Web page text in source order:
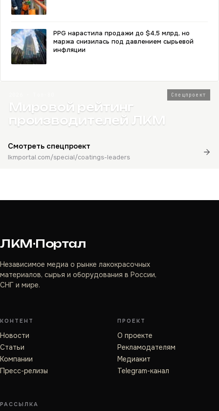
PPG нарастила продажи до $4,5 млрд, но
маржа снизилась под давлением сырьевой
инфляции
Спецпроект
Мировой рейтинг
производителей ЛКМ
Смотреть спецпроект
lkmportal.com/special/coatings-leaders
ЛКМ·Портал
Независимое медиа о рынке лакокрасочных
материалов, сырья и оборудования в России,
СНГ и мире.
КОНТЕНТ
Новости
Статьи
Компании
Пресс-релизы
ПРОЕКТ
О проекте
Рекламодателям
Медиакит
Telegram-канал
РАССЫЛКА